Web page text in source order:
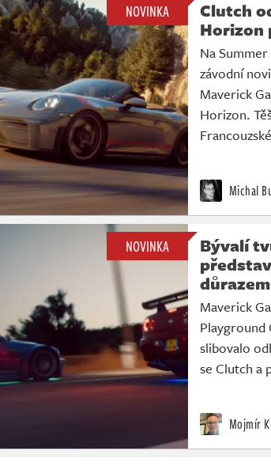
NOVINKA
Clutch
Horizon
Na
závodní
Maverick
Horizon.
Michal
NOVINKA
Bývalí
Maverick
Playground
slibovalo
se Clutch a
Mojmír